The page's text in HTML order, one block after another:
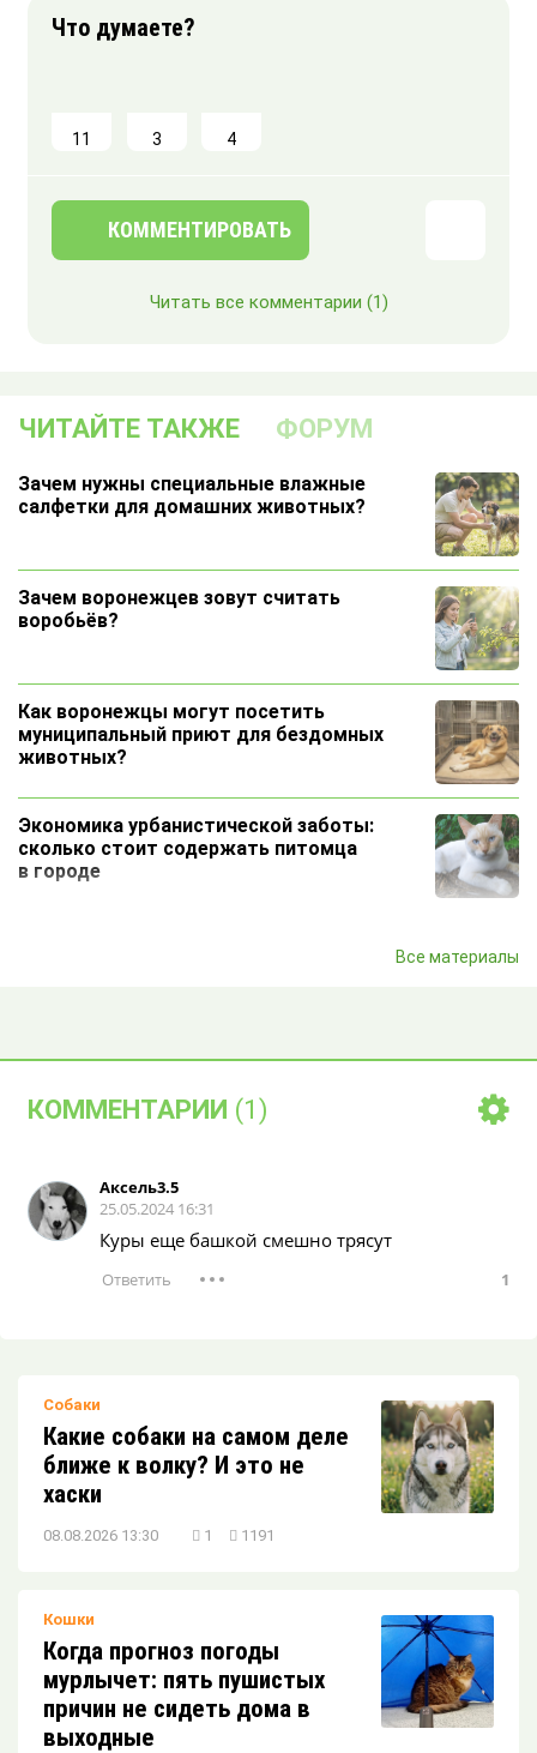
11 3 4
КОММЕНТИРОВАТЬ
Читать все комментарии (1)
ЧИТАЙТЕ ТАКЖЕ ФОРУМ
Зачем нужны специальные влажные
салфетки для домашних животных?
Зачем воронежцев зовут считать
воробьёв?
Как воронежцы могут посетить
муниципальный приют для бездомных
животных?
Экономика урбанистической заботы:
сколько стоит содержать питомца
в городе
Как грамотно составить объявление о
скрытая угроза или безопасный
комфорт?
5 мифов о кормлении домашних
Обратите внимание: ваша кошка здесь!
Какой домашний питомец подойдёт вам
по знаку зодиака?
Все материалы
КОММЕНТАРИИ (1)
Аксель3.5
25.05.2024 16:31
Куры еще башкой смешно трясут
1
Собаки
Какие собаки на самом деле
ближе к волку? И это не
хаски
08.08.2026 13:30 1 1191
Кошки
Когда прогноз погоды
мурлычет: пять пушистых
причин не сидеть дома в
выходные